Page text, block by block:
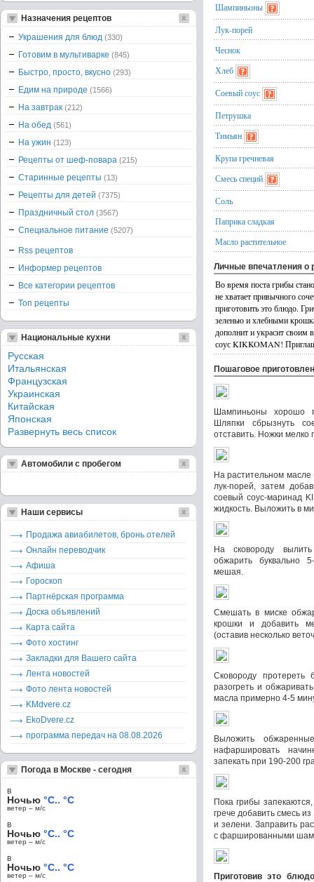
Шампиньоны
Лук-порей
Чеснок
Хлеб
Соевый соус
Петрушка
Тимьян
Крупа гречневая
Смесь специй
Соль
Паприка сладкая
Масло растительное
Личные впечатления о
Во время поста грибы
не хватает привычного
приготовить это блюдо.
зеленью и хлебными
дополнит и украсит своим
соус KIKKOMAN!
Пошаговое
Шампиньоны хорошо
Шляпки сбрызнуть
отставить. Ножки мелко
На растительном
лук-порей, затем
соевый соус-маринад
жидкость. Выложить в
На сковороду
обжарить буквально
мешая.
Смешать в миске
крошки и добавить
(оставив несколько
Сковороду
разогреть и
масла примерно 4-5
Выложить
нафаршировать
запекать при 190-200
Пока грибы
грече добавить смесь
и зелени. Заправить
с фаршированными
Приготовив это
Назначения рецептов
Украшения для блюд (330)
Готовим в мультиварке (845)
Быстро, просто, вкусно (293)
Едим на природе (1566)
На завтрак (212)
На обед (561)
На ужин (123)
Рецепты от шеф-повара (215)
Старинные рецепты (13)
Рецепты для детей (7375)
Праздничный стол (3567)
Специальное питание (5207)
Rss рецептов
Информер рецептов
Все категории рецептов
Топ рецепты
Национальные кухни
Русская
Итальянская
Французская
Украинская
Китайская
Японская
Развернуть весь список
Автомобили с пробегом
Наши сервисы
Продажа авиабилетов, бронь отелей
Онлайн переводчик
Афиша
Гороскоп
Партнёрская программа
Доска объявлений
Карта сайта
Фото хостинг
Закладки для Вашего сайта
Лента новостей
Фото лента новостей
KMdvere.cz
EkoDvere.cz
программа передач на 08.08.2026
Погода в Москве - сегодня
в
Ночью °C.. °C
ветер – м/c
в
Ночью °C.. °C
ветер – м/c
в
Ночью °C.. °C
ветер – м/c